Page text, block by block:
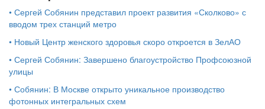
• Сергей Собянин представил проект развития «Сколково» с
вводом трех станций метро
• Новый Центр женского здоровья скоро откроется в ЗелАО
• Сергей Собянин: Завершено благоустройство Профсоюзной
улицы
• Собянин: В Москве открыто уникальное производство
фотонных интегральных схем